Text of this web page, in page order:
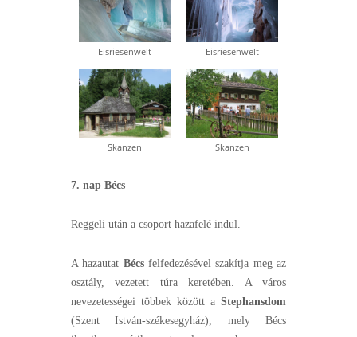
Eisriesenwelt Eisriesenwelt
Skanzen Skanzen
7. nap Bécs
Reggeli után a csoport hazafelé indul.
A hazautat Bécsfelfedezésével szakítja meg az
osztály, vezetett túra keretében. A város
nevezetességei többek között a Stephansdom
(Szent István-székesegyház), mely Bécs